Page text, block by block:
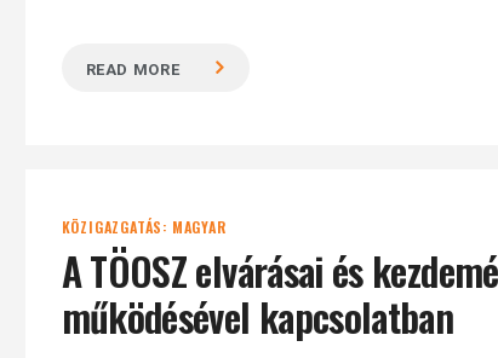
Hit enter to search or ESC to close
READ MORE
KÖZIGAZGATÁS: MAGYAR
A TÖOSZ elvárásai és
működésével kapcsolatban